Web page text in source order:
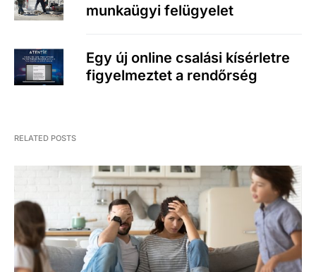
munkaügyi felügyelet
Egy új online csalási kísérletre
figyelmeztet a rendőrség
RELATED POSTS